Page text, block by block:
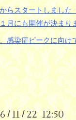
らスタートしました
月にも開催が決まり
感染症ピークに向け
/11/22 12:50